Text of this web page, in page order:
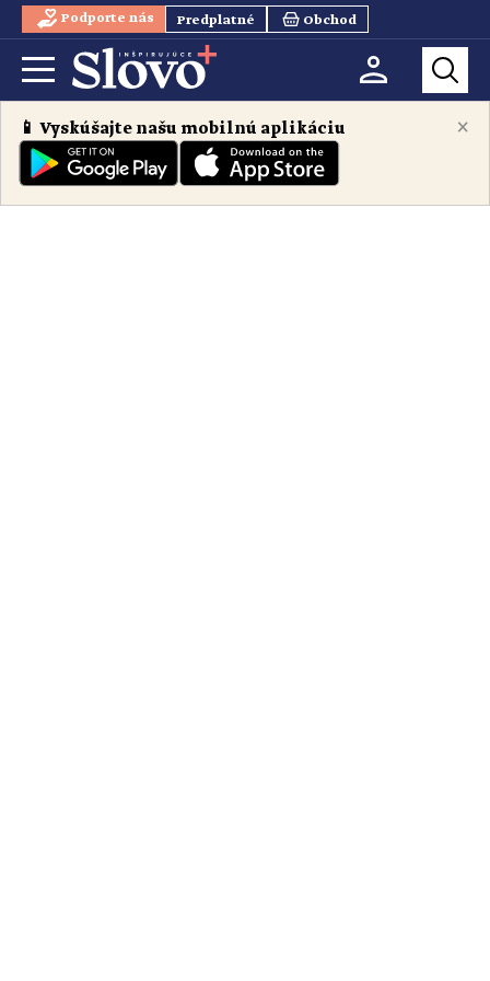
Podporte nás Predplatné Obchod
×
📱 Vyskúšajte našu mobilnú aplikáciu